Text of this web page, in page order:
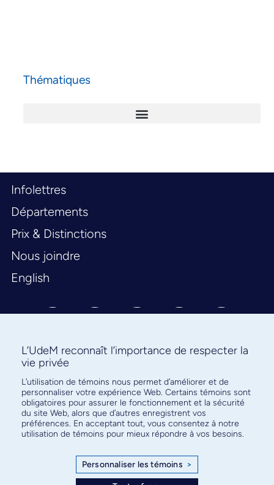
Thématiques
Infolettres
Départements
Prix & Distinctions
Nous joindre
English
Abonnez-vous à notre infolettre
pour connaître l’actualité facultaire
L’UdeM reconnaît l’importance de respecter la
vie privée
L’utilisation de témoins nous permet d’améliorer et de
personnaliser votre expérience Web. Certains témoins sont
obligatoires pour assurer le fonctionnement et la sécurité
du site Web, alors que d’autres enregistrent vos
préférences. En acceptant tout, vous consentez à notre
utilisation de témoins pour mieux répondre à vos besoins.
Personnaliser les témoins >